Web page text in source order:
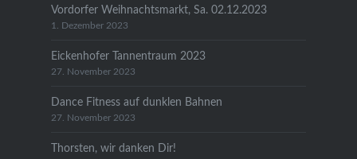
Vordorfer Weihnachtsmarkt, Sa. 02.12.2023
1. Dezember 2023
Eickenhofer Tannentraum 2023
27. November 2023
Dance Fitness auf dunklen Bahnen
27. November 2023
Thorsten, wir danken Dir!